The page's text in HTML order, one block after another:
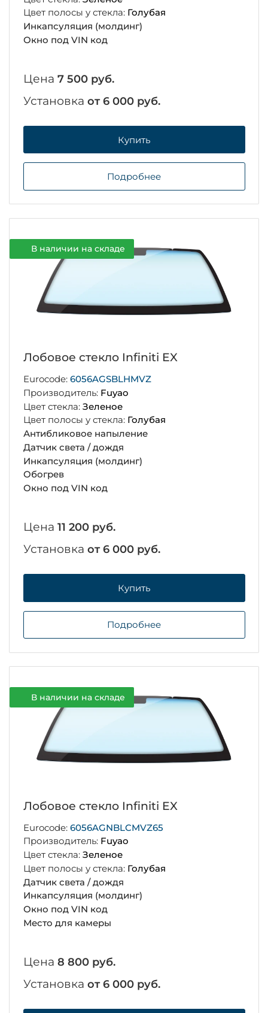
Цвет полосы у стекла: Голубая
Инкапсуляция (молдинг)
Окно под VIN код
Цена 7 500 руб.
Установка от 6 000 руб.
Купить
Подробнее
В наличии на складе
Лобовое стекло Infiniti EX
Eurocode: 6056AGSBLHMVZ
Производитель: Fuyao
Цвет стекла: Зеленое
Цвет полосы у стекла: Голубая
Антибликовое напыление
Датчик света / дождя
Инкапсуляция (молдинг)
Обогрев
Окно под VIN код
Цена 11 200 руб.
Установка от 6 000 руб.
Купить
Подробнее
В наличии на складе
Лобовое стекло Infiniti EX
Eurocode: 6056AGNBLCMVZ65
Производитель: Fuyao
Цвет стекла: Зеленое
Цвет полосы у стекла: Голубая
Датчик света / дождя
Инкапсуляция (молдинг)
Окно под VIN код
Место для камеры
Цена 8 800 руб.
Установка от 6 000 руб.